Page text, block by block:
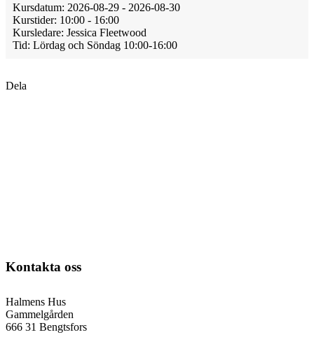
Kursdatum: 2026-08-29 - 2026-08-30
Kurstider: 10:00 - 16:00
Kursledare: Jessica Fleetwood
Tid: Lördag och Söndag 10:00-16:00
Dela
Kontakta oss
Halmens Hus
Gammelgården
666 31 Bengtsfors